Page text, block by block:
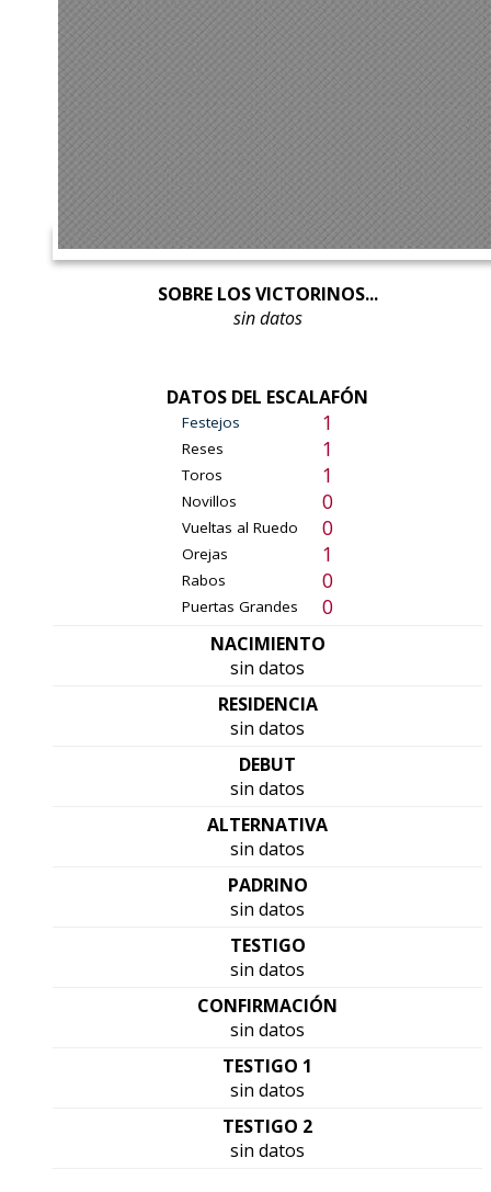
SOBRE LOS VICTORINOS...
sin datos
DATOS DEL ESCALAFÓN
Festejos 1
Reses 1
Toros 1
Novillos 0
Vueltas al Ruedo 0
Orejas 1
Rabos 0
Puertas Grandes 0
NACIMIENTO
sin datos
RESIDENCIA
sin datos
DEBUT
sin datos
ALTERNATIVA
sin datos
PADRINO
sin datos
TESTIGO
sin datos
CONFIRMACIÓN
sin datos
TESTIGO 1
sin datos
TESTIGO 2
sin datos